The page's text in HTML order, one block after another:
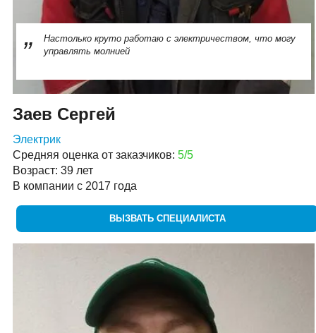
Настолько круто работаю с электричеством, что могу
управлять молнией
Заев Сергей
Электрик
Средняя оценка от заказчиков: 5/5
Возраст: 39 лет
В компании с 2017 года
ВЫЗВАТЬ СПЕЦИАЛИСТА